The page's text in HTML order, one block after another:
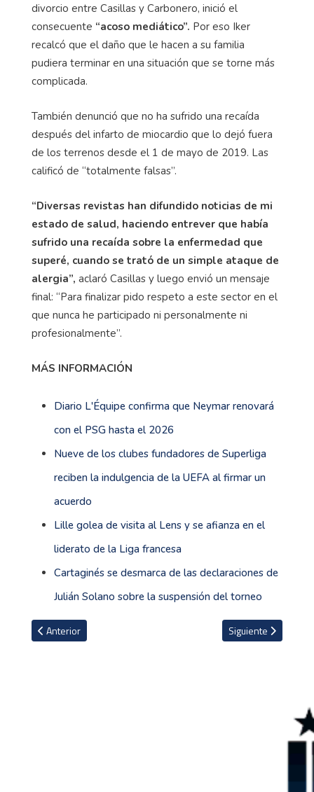
divorcio entre Casillas y Carbonero, inició el
consecuente “acoso mediático”. Por eso Iker
recalcó que el daño que le hacen a su familia
pudiera terminar en una situación que se torne más
complicada.
También denunció que no ha sufrido una recaída
después del infarto de miocardio que lo dejó fuera
de los terrenos desde el 1 de mayo de 2019. Las
calificó de “totalmente falsas”.
“Diversas revistas han difundido noticias de mi
estado de salud, haciendo entrever que había
sufrido una recaída sobre la enfermedad que
superé, cuando se trató de un simple ataque de
alergia”, aclaró Casillas y luego envió un mensaje
final: “Para finalizar pido respeto a este sector en el
que nunca he participado ni personalmente ni
profesionalmente”.
MÁS INFORMACIÓN
Diario L'Équipe confirma que Neymar renovará
con el PSG hasta el 2026
Nueve de los clubes fundadores de Superliga
reciben la indulgencia de la UEFA al firmar un
acuerdo
Lille golea de visita al Lens y se afianza en el
liderato de la Liga francesa
Cartaginés se desmarca de las declaraciones de
Julián Solano sobre la suspensión del torneo
Artículo anterior: WhatsApp aplaza nuevamente la fecha límite
Anterior Artículo siguiente:
Siguiente